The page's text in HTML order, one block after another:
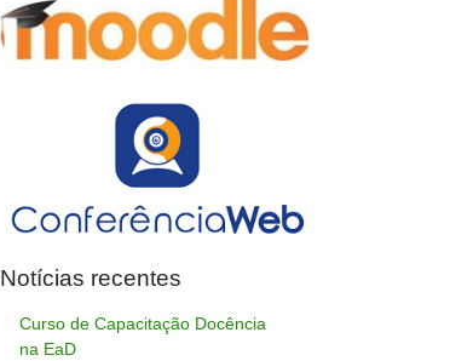
Notícias recentes
Curso de Capacitação Docência
na EaD